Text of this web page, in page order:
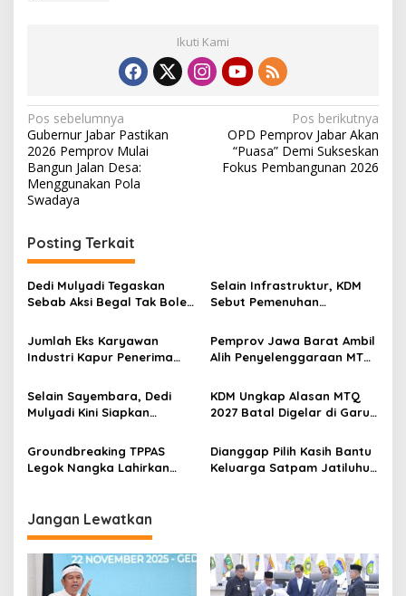
Ikuti Kami
N
a
v
i
a
s
i
o
Pos sebelumnya
Gubernur Jabar Pastikan
2026 Pemprov Mulai
Bangun Jalan Desa:
Menggunakan Pola
Swadaya
Pos berikutnya
OPD Pemprov Jabar Akan
“Puasa” Demi Sukseskan
Fokus Pembangunan 2026
Posting Terkait
Dedi Mulyadi Tegaskan
Sebab Aksi Begal Tak Boleh
Ekonomi
Selain Infrastruktur, KDM
Sebut Pemenuhan
Masyarakat Jadi Fokus
APBD Jabar 2027
Jumlah Eks Karyawan
Industri Kapur Penerima
Bertambah, KDM: Kita
Identifikasi
Pemprov Jawa Barat Ambil
Alih Penyelenggaraan MTQ
Jadi Tuan Rumah
Selain Sayembara, Dedi
Mulyadi Kini Siapkan
Sebarkan Lokasi Penjualan
Narkotika
KDM Ungkap Alasan MTQ
2027 Batal Digelar di Garut,
Groundbreaking TPPAS
Legok Nangka Lahirkan
Bandung Raya
Dianggap Pilih Kasih Bantu
Keluarga Satpam Jatiluhur
Jangan Lewatkan